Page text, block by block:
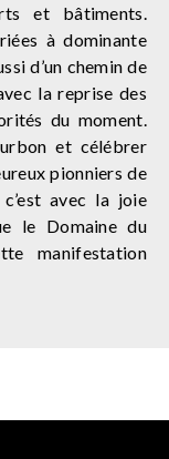
et bâtiments.
à dominante
d’un chemin de
la reprise des
du moment.
et célébrer
pionniers de
avec la joie
le Domaine du
manifestation